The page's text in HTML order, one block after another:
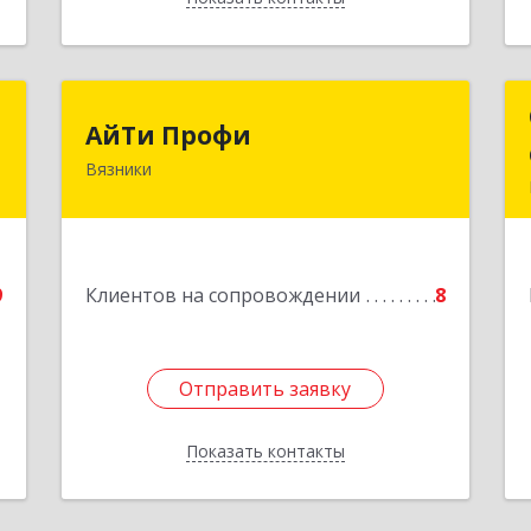
АйТи Профи
Вязники
Клиентов на сопровождении 8
Отправить заявку
Показать контакты
Отправить заявку
Назад